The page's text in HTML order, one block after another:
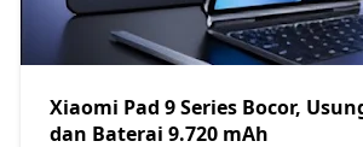
Xiaomi Pad 9 Series Bocor,
dan Baterai 9.720 mAh